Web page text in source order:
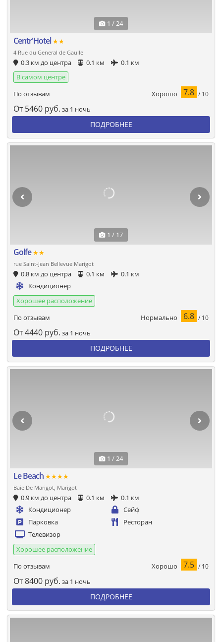
1 / 24
Centr'Hotel★★
4 Rue du General de Gaulle
0.3 км до центра 0.1 км
0.1 км
В самом центре
По отзывам
Хорошо 7.8 / 10
От 5460 руб. за 1 ночь
ПОДРОБНЕЕ
1 / 17
Golfe★★
rue Saint-Jean Bellevue Marigot
0.8 км до центра 0.1 км
0.1 км
Кондиционер
Хорошее расположение
По отзывам
Нормально 6.8 / 10
От4440 руб. за 1 ночь
ПОДРОБНЕЕ
1 / 24
Le Beach ★★★★
Baie De Marigot, Marigot
0.9 км до центра 0.1 км
0.1 км
Кондиционер
Сейф
Парковка
Ресторан
Телевизор
Хорошее расположение
По отзывам
Хорошо 7.5 / 10
От8400 руб. за 1 ночь
ПОДРОБНЕЕ